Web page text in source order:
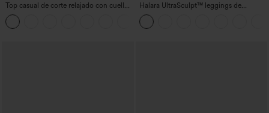
Top casual de corte relajado con cuello
redondo y mangas murciélago.
Halara UltraSculpt™ leggings de
entrenamiento moldeadores de talle alto
con fruncido trasero que realza los
glúteos, control de abdomen y bolsillos